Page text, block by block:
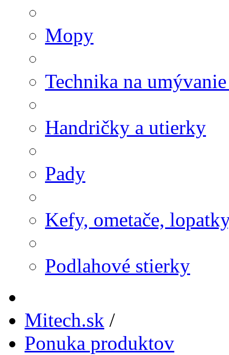
Mopy
Technika na
Handričky a utierky
Pady
Kefy, ometače,
Podlahové stierky
Mitech.sk /
Ponuka produktov